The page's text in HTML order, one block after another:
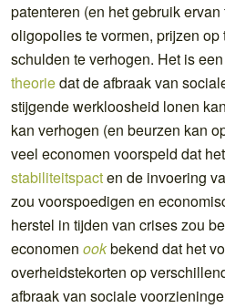
patenteren (en het gebruik
oligopolies te vormen, prijzen op
schulden te verhogen. Het is
theoriedat de afbraak van
stijgende werkloosheid lonen
kan verhogen (en beurzen kan
veel economen voorspeld dat het
stabiliteitspacten de invoering
zou voorspoedigen en
herstel in tijden van crises zou
economen ookbekend dat het
overheidstekorten op
afbraak van sociale